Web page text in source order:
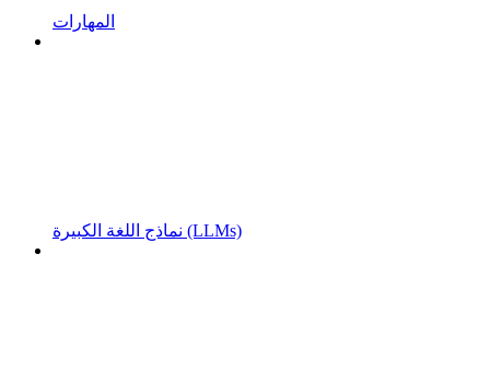
المهارات
نماذج اللغة الكبيرة (LLMs)